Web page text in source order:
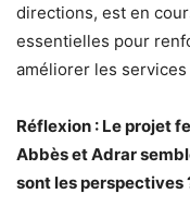
directions, est en
essentielles pour
améliorer les
Réflexion : Le projet
Abbès et Adrar
sont les perspectives